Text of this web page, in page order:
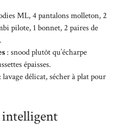
ML, 4 pantalons molleton, 2
pilote, 1 bonnet, 2 paires de
: snood plutôt qu’écharpe
épaisses.
: lavage délicat, sécher à plat pour